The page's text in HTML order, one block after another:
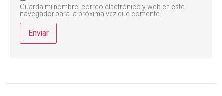
Guarda mi nombre, correo electrónico y web en este
navegador para la próxima vez que comente.